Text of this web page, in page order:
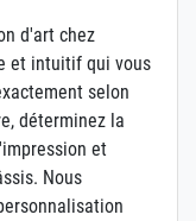
d'art chez
et intuitif qui vous
selon
déterminez la
et
Nous